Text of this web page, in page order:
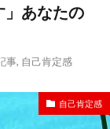
」あなたの
事, 自己肯定感
自己肯定感